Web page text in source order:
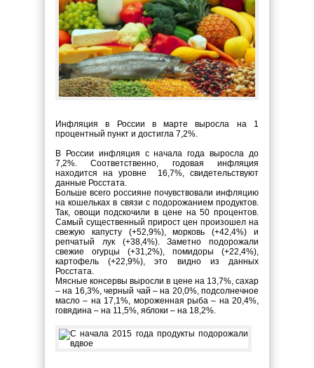
Инфляция в России в марте выросла на 1
процентный пункт и достигла 7,2%.
В России инфляция с начала года выросла до
7,2%. Соответственно, годовая инфляция
находится на уровне 16,7%, свидетельствуют
данные Росстата.
Больше всего россияне почувствовали инфляцию
на кошельках в связи с подорожанием продуктов.
Так, овощи подскочили в цене на 50 процентов.
Самый существенный прирост цен произошел на
свежую капусту (+52,9%), морковь (+42,4%) и
репчатый лук (+38,4%). Заметно подорожали
свежие огурцы (+31,2%), помидоры (+22,4%),
картофель (+22,9%), это видно из данных
Росстата.
Мясные консервы выросли в цене на 13,7%, сахар
– на 16,3%, черный чай – на 20,0%, подсолнечное
масло – на 17,1%, мороженная рыба – на 20,4%,
говядина – на 11,5%, яблоки – на 18,2%.